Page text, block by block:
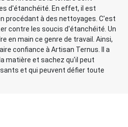
d'étanchéité. En effet, il est
procédant à des nettoyages. C'est
contre les soucis d'étanchéité. Un
en main ce genre de travail. Ainsi,
confiance à Artisan Ternus. Il a
matière et sachez qu'il peut
et qui peuvent défier toute